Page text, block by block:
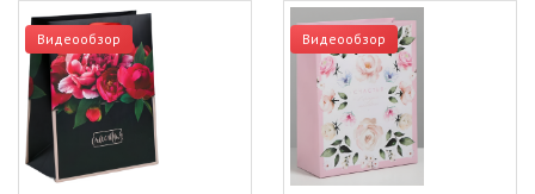
Видеообзор Видеообзор